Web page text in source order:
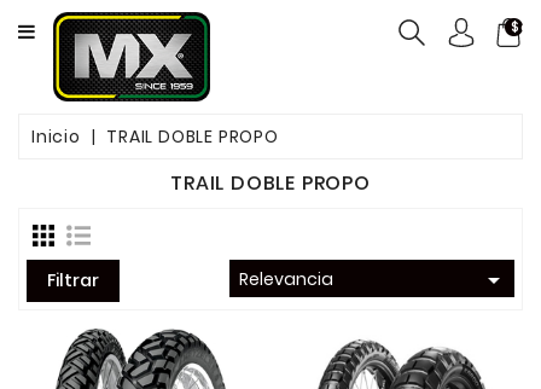
CATEGORY
NEUMÁTICOS
ACEITES
FILTROS
PASTILLAS
FRENO
Inicio TRAIL DOBLE PROPO
TRAIL DOBLE PROPO
Filtrar Relevancia 